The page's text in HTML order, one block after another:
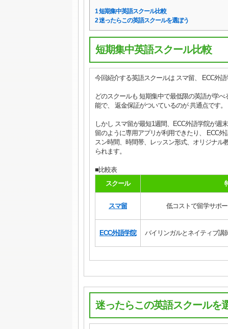
1短期集中英語スクール比較
2迷ったらこの英語スクールを選ぼう
短期集中英語スクール比較
今回紹介する英語スクールは スマ留、 ECC外語
どのスクールも 短期集中で最低限の英語が学
能で、 返金保証がついているのが 共通点です。
しかし スマ留が最短1週間、ECC外語学院が週
留のように専用アプリが利用できたり、 ECC
スン時間、時間帯、レッスン形式、オリジナル
られます。
■比較表
スクール
スマ留 低コストで留学サポ
ECC外語学院 バイリンガルとネイティブ講
迷ったらこの英語スクールを